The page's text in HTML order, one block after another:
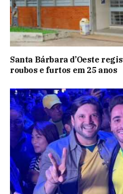
Santa Bárbara d’Oeste
roubos e furtos em 25 anos